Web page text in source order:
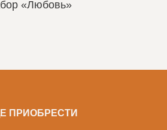
«Любовь»
ПРИОБРЕСТИ